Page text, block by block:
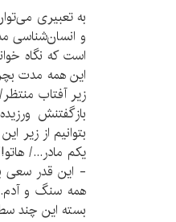
به تعبیری
و انسان‌شناسی
است که نگاه
این همه مدت
زیر آفتاب
بازگفتنش
بتوانیم از زیر
یکم مادر.../
- این قدر سعی
همه سنگ و
بسته این چند